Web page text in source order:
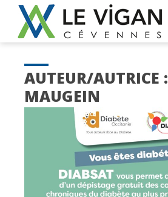
AUTEUR/AUTRICE :
MAUGEIN